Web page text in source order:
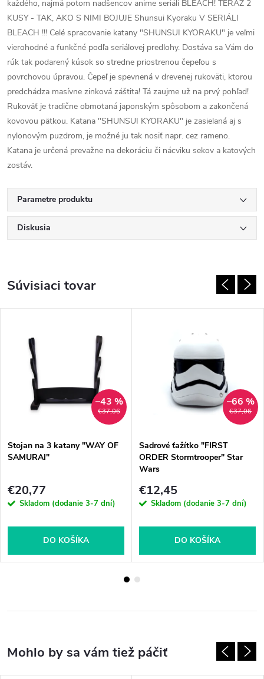
každého, najmä potom nadšencov anime seriáli BLEACH! TERAZ 2
KUSY - TAK, AKO S NIMI BOJUJE Shunsui Kyoraku V SERIÁLI
BLEACH !!! Celé spracovanie katany "SHUNSUI KYORAKU" je veľmi
vierohodné a funkčné podľa seriálovej predlohy. Dostáva sa Vám do
rúk tak podarený kúsok so stredne priostrenou čepeľou s
povrchovou úpravou. Čepeľ je spevnená v drevenej rukoväti, ktorou
predchádza masívne zinková záštita! Tá zaujme už na prvý pohľad!
Rukoväť je tradične obmotaná japonským spôsobom a zakončená
kovovou pätkou. Katana "SHUNSUI KYORAKU" je zasielaná aj s
nylonovým puzdrom, je možné ju tak nosiť napr. cez rameno.
Katana je určená prevažne na dekoráciu či nácviku sekov a katových
zostáv.
Parametre produktu
Diskusia
Súvisiaci tovar
€37,06
–43 %
Stojan na 3 katany "WAY OF
SAMURAI"
€20,77
Skladom (dodanie 3-7 dní)
DO KOŠÍKA
€37,06
–66 %
Sadrové ťažítko "FIRST
ORDER Stormtrooper" Star
Wars
€12,45
Skladom (dodanie 3-7 dní)
DO KOŠÍKA